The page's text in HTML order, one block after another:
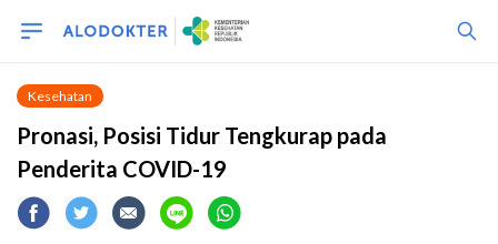
Kesehatan
Pronasi, Posisi Tidur Tengkurap pada
Penderita COVID-19